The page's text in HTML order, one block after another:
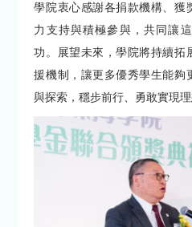
學院衷心感謝各捐款機構、獲
力支持與積極參與，共同讓
功。展望未來，學院將持續拓
援機制，讓更多優秀學生能夠
與探索，穩步前行、勇敢實現理